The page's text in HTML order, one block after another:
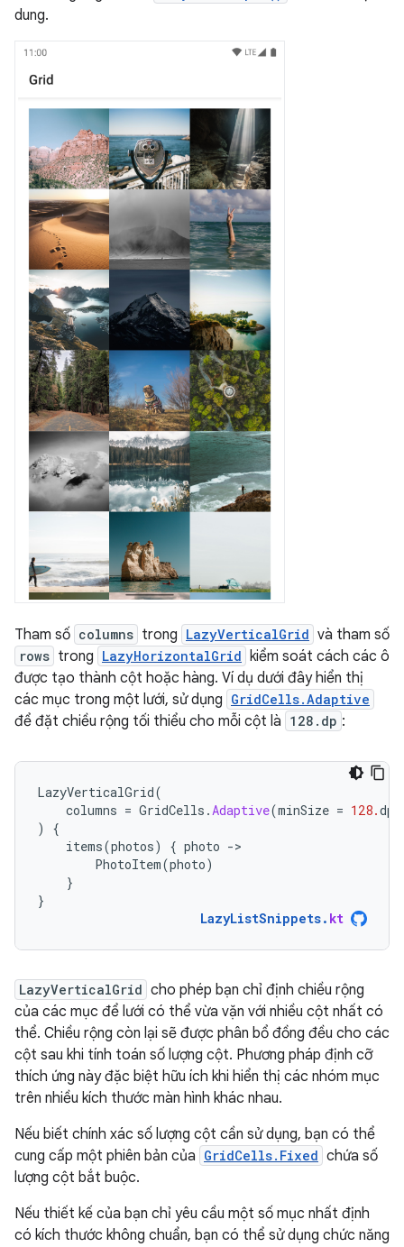
dung.
Tham số columns trong LazyVerticalGrid và tham số
rows trong LazyHorizontalGrid kiểm soát cách các ô
được tạo thành cột hoặc hàng. Ví dụ dưới đây hiển thị
các mục trong một lưới, sử dụng GridCells.Adaptive
để đặt chiều rộng tối thiểu cho mỗi cột là 128.dp :
LazyVerticalGrid(
columns = GridCells .Adaptive(minSize = 128.dp
)
{
items(photos) { photo -
PhotoItem(photo)
}
}
LazyListSnippets. kt
LazyVerticalGrid cho phép bạn chỉ định chiều rộng
của các mục để lưới có thể vừa vặn với nhiều cột nhất có
thể. Chiều rộng còn lại sẽ được phân bổ đồng đều cho các
cột sau khi tính toán số lượng cột. Phương pháp định cỡ
thích ứng này đặc biệt hữu ích khi hiển thị các nhóm mục
trên nhiều kích thước màn hình khác nhau.
Nếu biết chính xác số lượng cột cần sử dụng, bạn có thể
cung cấp một phiên bản của GridCells.Fixed chứa số
lượng cột bắt buộc.
Nếu thiết kế của bạn chỉ yêu cầu một số mục nhất định
có kích thước không chuẩn, bạn có thể sử dụng chức năng